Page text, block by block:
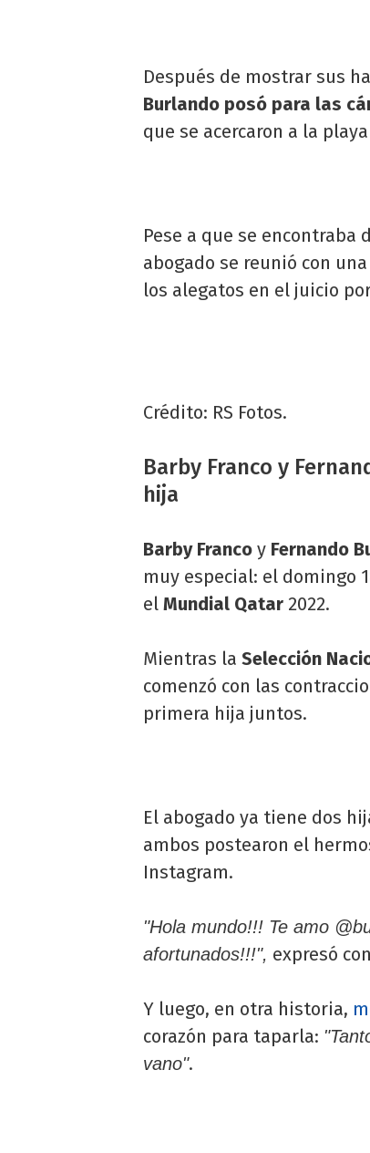
Después de mostrar sus
Burlando posó para las
que se acercaron a la
Pese a que se
abogado se reunió con
los alegatos en el juicio
Crédito: RS Fotos.
Barby Franco y
hija
Barby Franco y Fernando
muy especial: el domingo
el Mundial Qatar 2022.
Mientras la Selección
comenzó con las
primera hija juntos.
El abogado ya tiene dos
ambos postearon el
Instagram.
"Hola mundo!!! Te amo
afortunados!!!", expresó
Y luego, en otra historia,
corazón para taparla:
vano".